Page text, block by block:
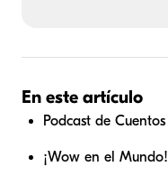
En este artículo
Podcast de Cuentos
¡Wow en el Mundo!